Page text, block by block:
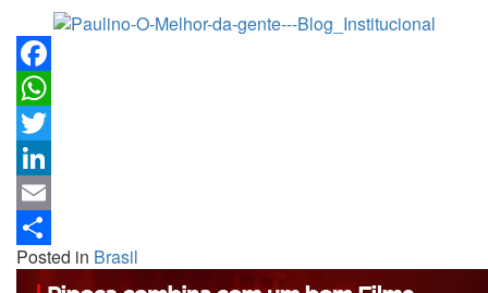
Facebook
WhatsApp
Twitter
LinkedIn
Email
Share
Posted in Brasil